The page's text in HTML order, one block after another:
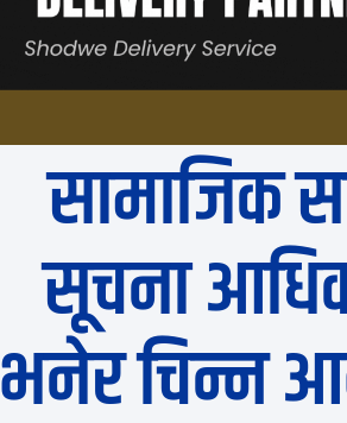
सामाजिक
सूचना
भनेर चिन्न